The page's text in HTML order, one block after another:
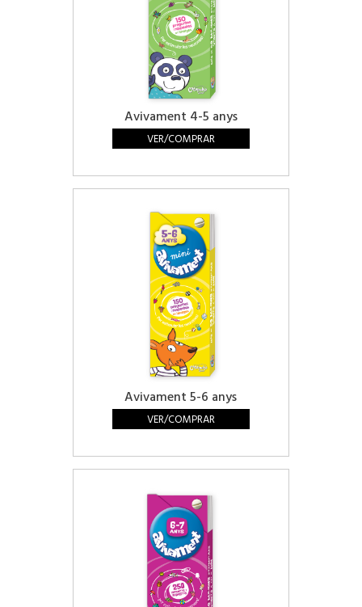
Avivament 4-5 anys
VER/COMPRAR
Avivament 5-6 anys
VER/COMPRAR